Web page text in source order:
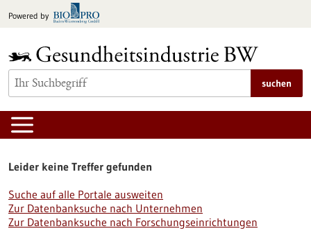
Inhalt
Powered by
suchen
Leider keine Treffer gefunden
Suche auf alle Portale ausweiten
Zur Datenbanksuche nach Unternehmen
Zur Datenbanksuche nach Forschungseinrichtungen